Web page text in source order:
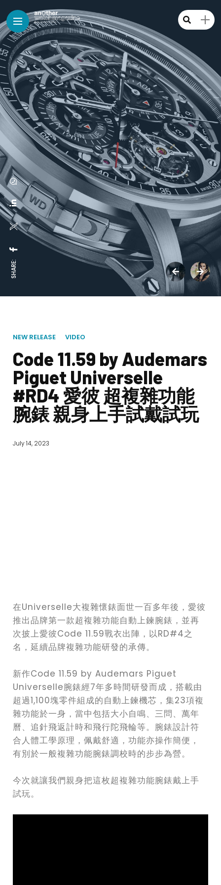
SHARE:
NEW RELEASE VIDEO
Code 11.59 by Audemars
Piguet Universelle
#RD4 愛彼 超複雜功能
腕錶 親身上手試戴試玩
July 14, 2023
在Universelle大複雜懷錶面世一百多年後，愛彼
推出品牌第一款超複雜功能自動上鍊腕錶，並再
次披上愛彼Code 11.59戰衣出陣，以RD#4之
名，延續品牌複雜功能研發的承傳。
新作Code 11.59 by Audemars Piguet
Universelle腕錶經7年多時間研發而成，搭載由
超過1,100塊零件組成的自動上鍊機芯，集23項複
雜功能於一身，當中包括大小自鳴、三問、萬年
曆、追針飛返計時和飛行陀飛輪等。腕錶設計符
合人體工學原理，佩戴舒適，功能亦操作簡便，
有別於一般複雜功能腕錶調校時的步步為營。
今次就讓我們親身把這枚超複雜功能腕錶戴上手
試玩。